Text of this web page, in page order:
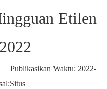
Etilen
Waktu: 2022-
Situs